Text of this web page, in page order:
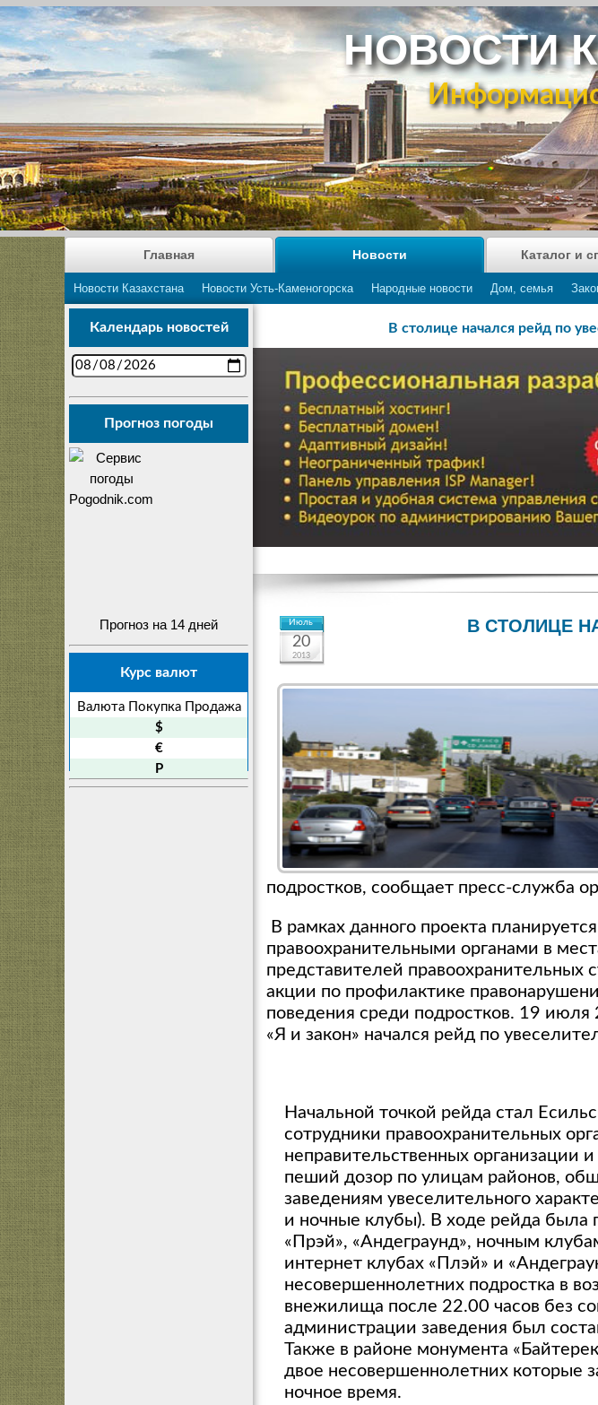
НОВОСТИ
Главная Новости
Новости Казахстана Новости Усть-Каменогорска Народные новости Дом, семья
Каталог и
Календарь новостей
Прогноз погоды
Прогноз на 14 дней
Курс валют
Валюта Покупка
Продажа
$
€
P
В столице начался рейд по
Июль
20
2013
В СТОЛИЦЕ
подростков, сообщает пресс-служба
В рамках данного проекта
правоохранительными органами в
представителей
акции по профилактике
поведения среди подростков. 19 июля
«Я и закон» начался рейд по
Начальной точкой рейда стал
сотрудники правоохранительных
неправительственных организации
пеший дозор по улицам районов,
заведениям увеселительного
и ночные клубы). В ходе рейда была
«Прэй», «Андеграунд», ночным
интернет клубах «Плэй» и
несовершеннолетних подростка в
внежилища после 22.00 часов без
администрации заведения был
Также в районе монумента
двое несовершеннолетних которые
ночное время.